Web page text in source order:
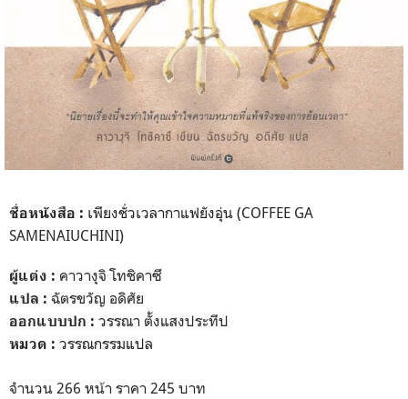
ชื่อหนังสือ : เพียงชั่วเวลากาแฟยังอุ่น (COFFEE GA
SAMENAIUCHINI)
ผู้แต่ง : คาวางุจิ โทชิคาซึ
แปล : ฉัตรขวัญ อดิศัย
ออกแบบปก : วรรณา ตั้งแสงประทีป
หมวด : วรรณกรรมแปล
จำนวน 266 หน้า ราคา 245 บาท